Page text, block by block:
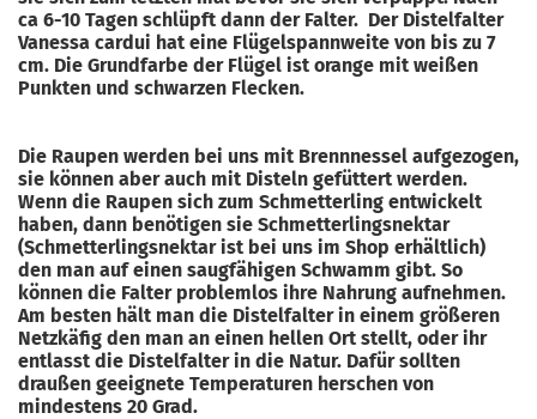
ca 6-10 Tagen schlüpft dann der Falter. Der Distelfalter
Vanessa cardui hat eine Flügelspannweite von bis zu 7
cm. Die Grundfarbe der Flügel ist orange mit weißen
Punkten und schwarzen Flecken.
Die Raupen werden bei uns mit Brennnessel aufgezogen,
sie können aber auch mit Disteln gefüttert werden.
Wenn die Raupen sich zum Schmetterling entwickelt
haben, dann benötigen sie Schmetterlingsnektar
(Schmetterlingsnektar ist bei uns im Shop erhältlich)
den man auf einen saugfähigen Schwamm gibt. So
können die Falter problemlos ihre Nahrung aufnehmen.
Am besten hält man die Distelfalter in einem größeren
Netzkäfig den man an einen hellen Ort stellt, oder ihr
entlasst die Distelfalter in die Natur. Dafür sollten
draußen geeignete Temperaturen herschen von
mindestens 20 Grad.